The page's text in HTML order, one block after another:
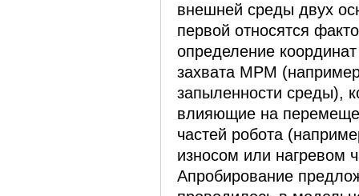
внешней среды двух
первой относятся
определение
захвата ­МРМ
запыленности среды),
влияющие на
частей робота
износом или нагревом
Апробирование